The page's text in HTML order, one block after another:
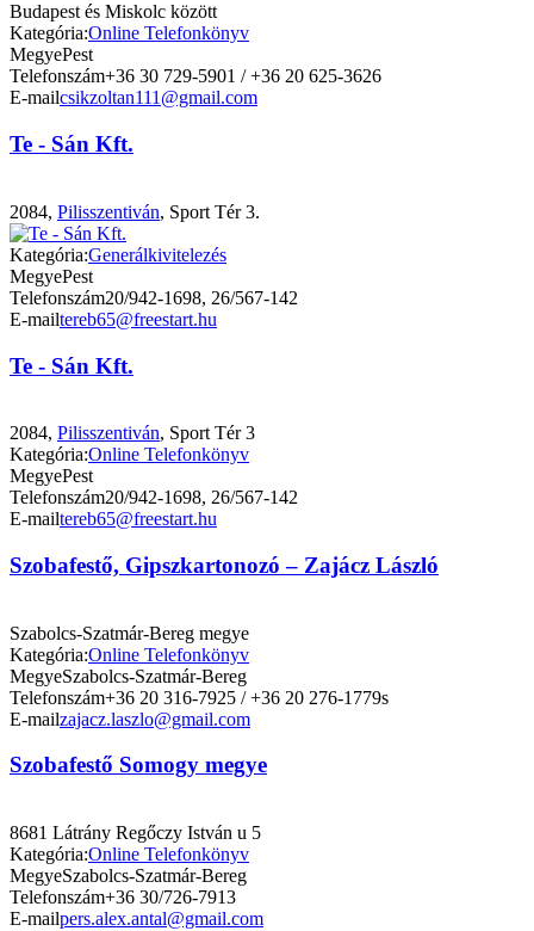
Budapest és Miskolc között
Kategória:Online Telefonkönyv
MegyePest
Telefonszám+36 30 729-5901 / +36 20 625-3626
E-mailcsikzoltan111@gmail.com
Te - Sán Kft.
2084, Pilisszentiván, Sport Tér 3.
Kategória:Generálkivitelezés
MegyePest
Telefonszám20/942-1698, 26/567-142
E-mailtereb65@freestart.hu
Te - Sán Kft.
2084, Pilisszentiván, Sport Tér 3
Kategória:Online Telefonkönyv
MegyePest
Telefonszám20/942-1698, 26/567-142
E-mailtereb65@freestart.hu
Szobafestő, Gipszkartonozó – Zajácz László
Szabolcs-Szatmár-Bereg megye
Kategória:Online Telefonkönyv
MegyeSzabolcs-Szatmár-Bereg
Telefonszám+36 20 316-7925 / +36 20 276-1779s
E-mailzajacz.laszlo@gmail.com
Szobafestő Somogy megye
8681 Látrány Regőczy István u 5
Kategória:Online Telefonkönyv
MegyeSzabolcs-Szatmár-Bereg
Telefonszám+36 30/726-7913
E-mailpers.alex.antal@gmail.com